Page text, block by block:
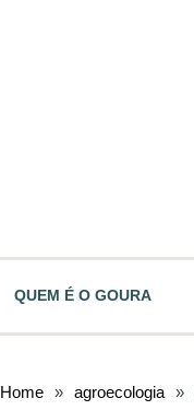
QUEM É O GOURA
Home » agroecologia »